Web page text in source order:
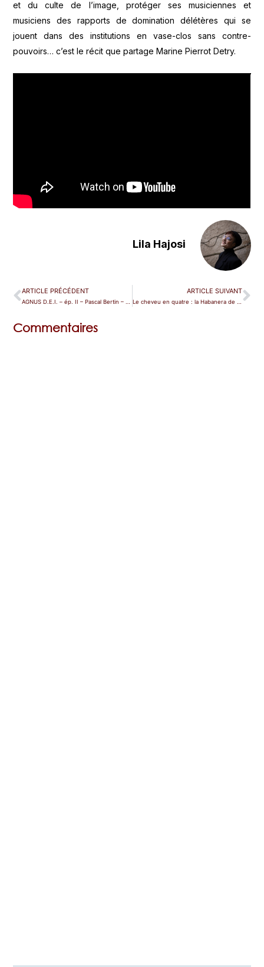
et du culte de l’image, protéger ses musiciennes et
musiciens des rapports de domination délétères qui se
jouent dans des institutions en vase-clos sans contre-
pouvoirs… c’est le récit que partage Marine Pierrot Detry.
Lila Hajosi
ARTICLE PRÉCÉDENT
AGNUS D.E.I. – ép. II – Pascal Bertin – Conscience en Soi
ARTICLE SUIVANT
Le cheveu en quatre : la Habanera de Carmen
Commentaires